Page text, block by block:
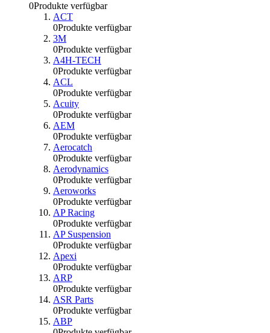
0Produkte verfügbar
ACT
0Produkte verfügbar
3M
0Produkte verfügbar
A4H-TECH
0Produkte verfügbar
ACL
0Produkte verfügbar
Acuity
0Produkte verfügbar
AEM
0Produkte verfügbar
Aerocatch
0Produkte verfügbar
Aerodynamics
0Produkte verfügbar
Aeroworks
0Produkte verfügbar
AP Racing
0Produkte verfügbar
AP Suspension
0Produkte verfügbar
Apexi
0Produkte verfügbar
ARP
0Produkte verfügbar
ASR Parts
0Produkte verfügbar
ABP